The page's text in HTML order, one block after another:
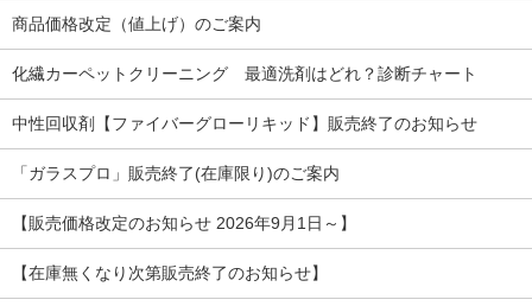
商品価格改定（値上げ）のご案内
化繊カーペットクリーニング 最適洗剤はどれ？診断チャート
中性回収剤【ファイバーグローリキッド】販売終了のお知らせ
「ガラスプロ」販売終了(在庫限り)のご案内
【販売価格改定のお知らせ 2026年9月1日～】
【在庫無くなり次第販売終了のお知らせ】